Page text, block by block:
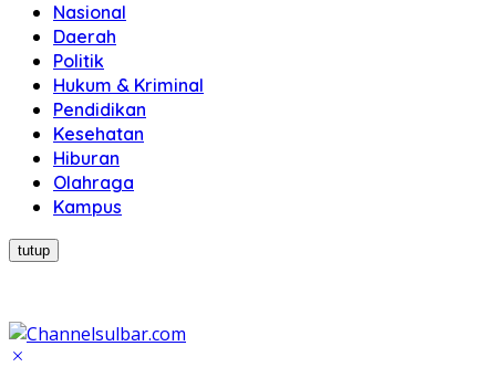
Nasional
Daerah
Politik
Hukum & Kriminal
Pendidikan
Kesehatan
Hiburan
Olahraga
Kampus
tutup